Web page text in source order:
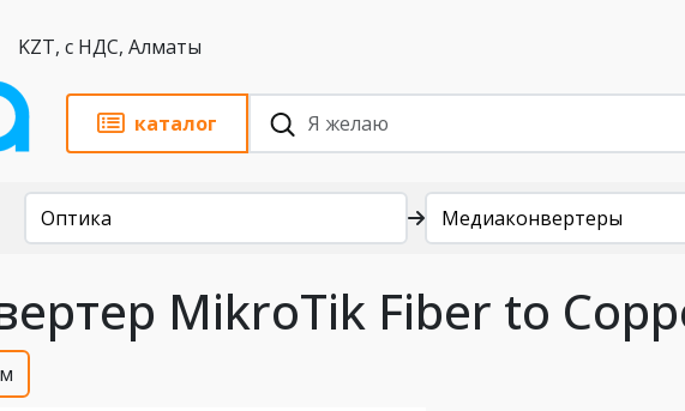
KZT, с НДС, Алматы
каталог
Оптика Медиаконвертеры
MikroTik Fiber to